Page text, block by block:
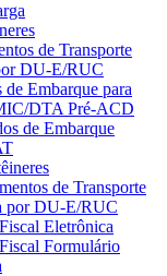
de Transporte
DU-E/RUC
Embarque para
DTA Pré-ACD
de Embarque
de Transporte
por DU-E/RUC
Eletrônica
Formulário